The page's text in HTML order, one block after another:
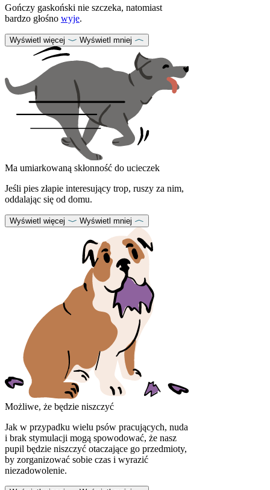
Gończy gaskoński nie szczeka, natomiast
bardzo głośno wyje.
Wyświetl więcej Wyświetl mniej
Ma umiarkowaną skłonność do ucieczek
Jeśli pies złapie interesujący trop, ruszy za nim,
oddalając się od domu.
Wyświetl więcej Wyświetl mniej
Możliwe, że będzie niszczyć
Jak w przypadku wielu psów pracujących, nuda
i brak stymulacji mogą spowodować, że nasz
pupil będzie niszczyć otaczające go przedmioty,
by zorganizować sobie czas i wyrazić
niezadowolenie.